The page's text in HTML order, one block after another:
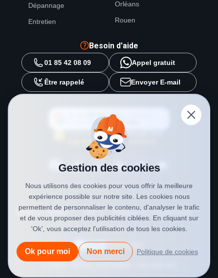
Dépannage
Entretien
Orléans
Rouen
Besoin d'aide
01 85 42 08 09 Appel gratuit
Être rappelé Envoyer E-mail
METAL 2000
source préférée surGoogle
Mentions légales CGV Politique de confidentialité
Cookies
Gestion des cookies
Nous utilisons des cookies pour vous offrir la meilleure
expérience possible sur notre site. Les cookies nous
permettent de personnaliser le contenu, d'analyser le trafic
et de vous proposer des publicités ciblées. En cliquant sur
'Ok', vous acceptez l'utilisation de tous les cookies.
Ok pour moi Non merci Politique de cookies